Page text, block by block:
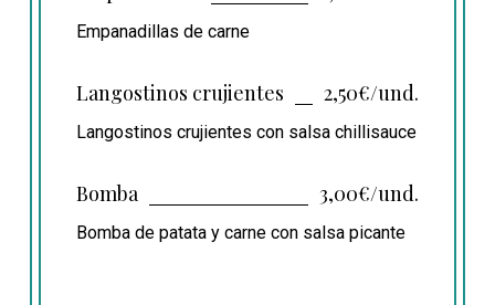
Empanadillas de carne
Langostinos crujientes 2,50€/und.
Langostinos crujientes con salsa chillisauce
Bomba 3,00€/und.
Bomba de patata y carne con salsa picante